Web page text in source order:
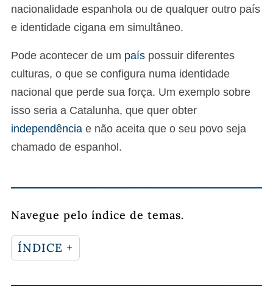
nacionalidade espanhola ou de qualquer outro país
e identidade cigana em simultâneo.
Pode acontecer de um país possuir diferentes
culturas, o que se configura numa identidade
nacional que perde sua força. Um exemplo sobre
isso seria a Catalunha, que quer obter
independência e não aceita que o seu povo seja
chamado de espanhol.
Navegue pelo índice de temas.
ÍNDICE +